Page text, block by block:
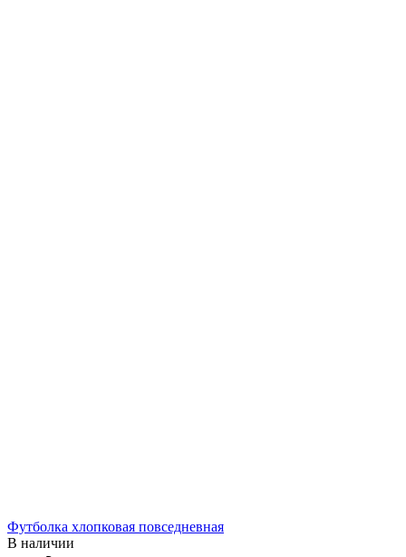
Футболка хлопковая повседневная
В наличии